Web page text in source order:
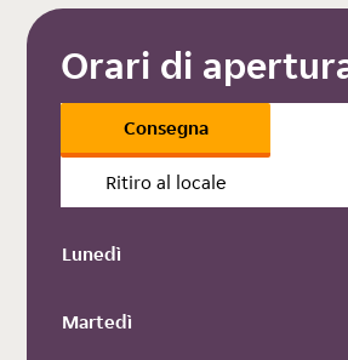
Orari di
Consegna
Ritiro al locale
Lunedì
Martedì